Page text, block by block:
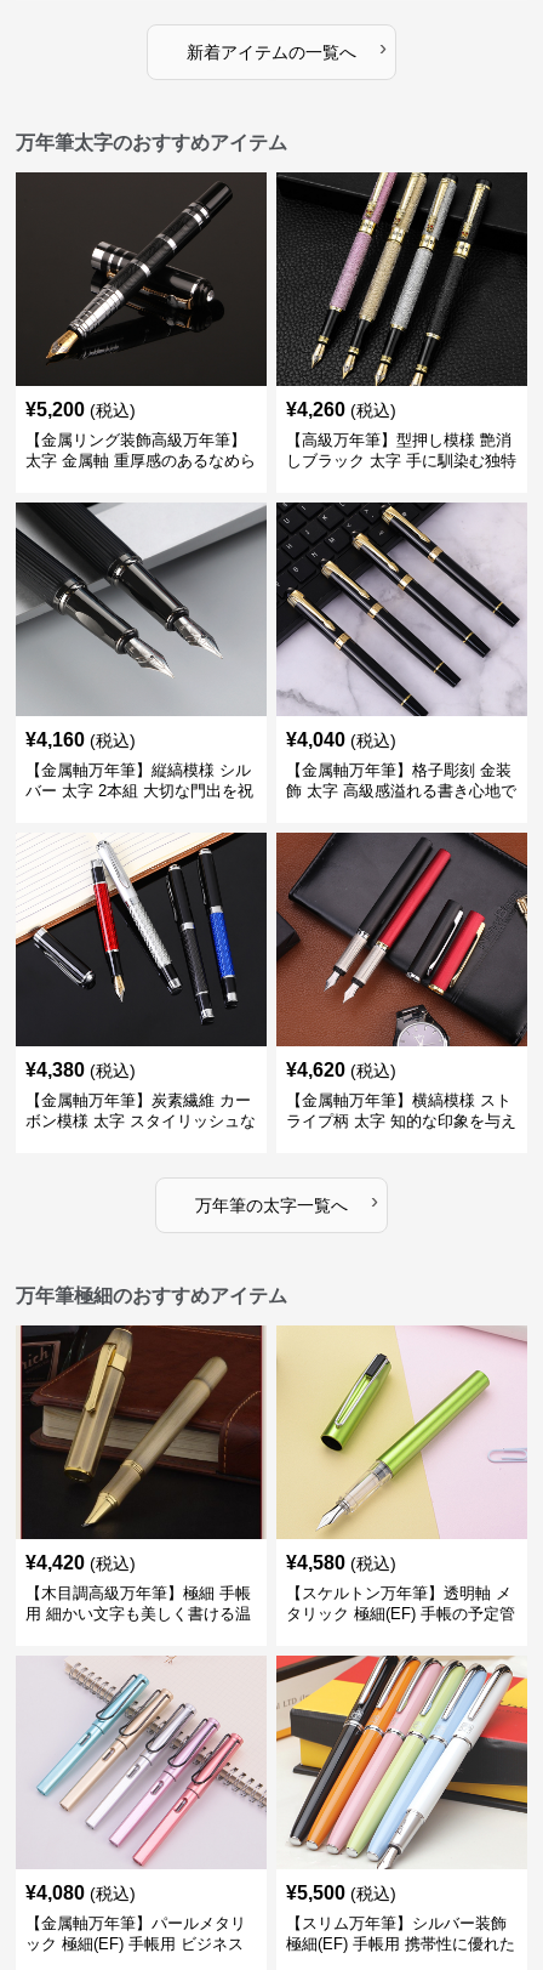
新着アイテムの一覧へ ›
万年筆太字のおすすめアイテム
¥5,200 (税込)
【金属リング装飾高級万年筆】
太字 金属軸 重厚感のあるなめら
きに最適
¥4,260 (税込)
【高級万年筆】型押し模様 艶消
しブラック 太字 手に馴染む独特
くい
¥4,160 (税込)
【金属軸万年筆】縦縞模様 シル
バー 太字 2本組 大切な門出を祝
ト
¥4,040 (税込)
【金属軸万年筆】格子彫刻 金装
飾 太字 高級感溢れる書き心地で
¥4,380 (税込)
【金属軸万年筆】炭素繊維 カー
ボン模様 太字 スタイリッシュな
¥4,620 (税込)
【金属軸万年筆】横縞模様 スト
ライプ柄 太字 知的な印象を与え
万年筆の太字一覧へ ›
万年筆極細のおすすめアイテム
¥4,420 (税込)
【木目調高級万年筆】極細 手帳
用 細かい文字も美しく書ける温
¥4,580 (税込)
【スケルトン万年筆】透明軸 メ
タリック 極細(EF) 手帳の予定管
デザイン
¥4,080 (税込)
【金属軸万年筆】パールメタリ
ック 極細(EF) 手帳用 ビジネス
¥5,500 (税込)
【スリム万年筆】シルバー装飾
極細(EF) 手帳用 携帯性に優れた